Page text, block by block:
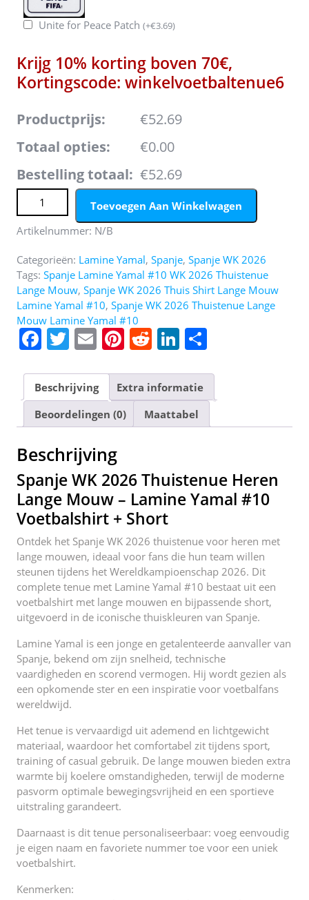
Unite for Peace Patch (+€3.69)
Krijg 10% korting boven 70€,
Kortingscode: winkelvoetbaltenue6
Productprijs:
€52.69
Totaal opties:
€0.00
Bestelling totaal: €52.69
Spanje WK 2026 Thuistenue Heren Lange Mouw – Lamine
Yamal #10 Voetbalshirt + Short aantal
Toevoegen Aan Winkelwagen
Artikelnummer: N/B
Categorieën: Lamine Yamal, Spanje, Spanje WK 2026
Tags: Spanje Lamine Yamal #10 WK 2026 Thuistenue
Lange Mouw, Spanje WK 2026 Thuis Shirt Lange Mouw
Lamine Yamal #10, Spanje WK 2026 Thuistenue Lange
Mouw Lamine Yamal #10
F
c
e
b
o
o
k
T
itt
er
E
ai
l
Pi
er
e
st
R
d
di
t
Li
k
e
dI
e
n
Beschrijving
Extra informatie
Beoordelingen (0)
Maattabel
Beschrijving
Spanje WK 2026 Thuistenue Heren
Lange Mouw – Lamine Yamal #10
Voetbalshirt + Short
Ontdek het Spanje WK 2026 thuistenue voor heren met
lange mouwen, ideaal voor fans die hun team willen
steunen tijdens het Wereldkampioenschap 2026. Dit
complete tenue met Lamine Yamal #10 bestaat uit een
voetbalshirt met lange mouwen en bijpassende short,
uitgevoerd in de iconische thuiskleuren van Spanje.
Lamine Yamal is een jonge en getalenteerde aanvaller van
Spanje, bekend om zijn snelheid, technische
vaardigheden en scorend vermogen. Hij wordt gezien als
een opkomende ster en een inspiratie voor voetbalfans
wereldwijd.
Het tenue is vervaardigd uit ademend en lichtgewicht
materiaal, waardoor het comfortabel zit tijdens sport,
training of casual gebruik. De lange mouwen bieden extra
warmte bij koelere omstandigheden, terwijl de moderne
pasvorm optimale bewegingsvrijheid en een sportieve
uitstraling garandeert.
Daarnaast is dit tenue personaliseerbaar: voeg eenvoudig
je eigen naam en favoriete nummer toe voor een uniek
voetbalshirt.
Kenmerken: